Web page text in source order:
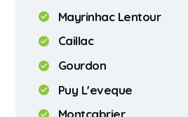
Mayrinhac Lentour
Caillac
Gourdon
Puy L'eveque
Montcabrier